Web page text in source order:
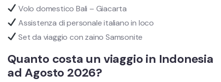
Volo domestico Bali – Giacarta
Assistenza di personale italiano in loco
Set da viaggio con zaino Samsonite
Quanto costa un viaggio in Indonesia
ad Agosto 2026?